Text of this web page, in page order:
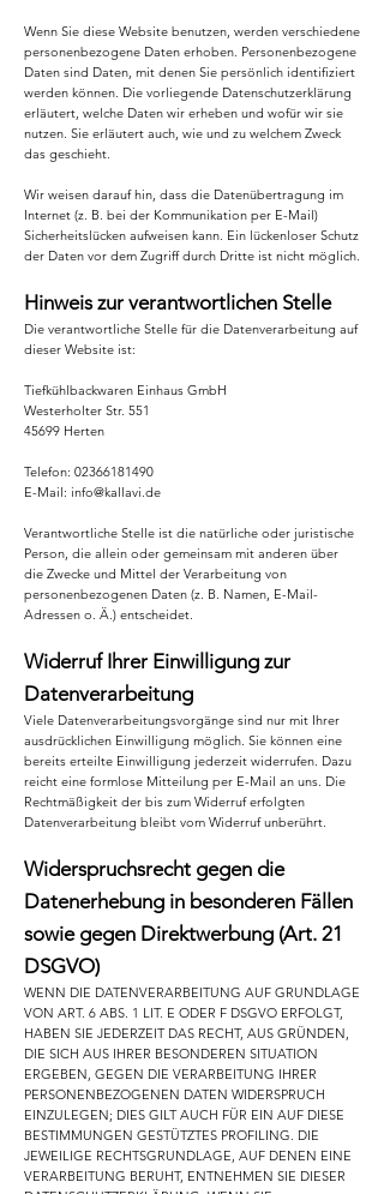
Wenn Sie diese Website benutzen, werden verschiedene
personenbezogene Daten erhoben. Personenbezogene
Daten sind Daten, mit denen Sie persönlich identifiziert
werden können. Die vorliegende Datenschutzerklärung
erläutert, welche Daten wir erheben und wofür wir sie
nutzen. Sie erläutert auch, wie und zu welchem Zweck
das geschieht.
Wir weisen darauf hin, dass die Datenübertragung im
Internet (z. B. bei der Kommunikation per E-Mail)
Sicherheitslücken aufweisen kann. Ein lückenloser Schutz
der Daten vor dem Zugriff durch Dritte ist nicht möglich.
Hinweis zur verantwortlichen Stelle
Die verantwortliche Stelle für die Datenverarbeitung auf
dieser Website ist:
Tiefkühlbackwaren Einhaus GmbH
Westerholter Str. 551
45699 Herten
Telefon: 02366181490
E-Mail: info@kallavi.de
Verantwortliche Stelle ist die natürliche oder juristische
Person, die allein oder gemeinsam mit anderen über
die Zwecke und Mittel der Verarbeitung von
personenbezogenen Daten (z. B. Namen, E-Mail-
Adressen o. Ä.) entscheidet.
Widerruf Ihrer Einwilligung zur
Datenverarbeitung
Viele Datenverarbeitungsvorgänge sind nur mit Ihrer
ausdrücklichen Einwilligung möglich. Sie können eine
bereits erteilte Einwilligung jederzeit widerrufen. Dazu
reicht eine formlose Mitteilung per E-Mail an uns. Die
Rechtmäßigkeit der bis zum Widerruf erfolgten
Datenverarbeitung bleibt vom Widerruf unberührt.
Widerspruchsrecht gegen die
Datenerhebung in besonderen Fällen
sowie gegen Direktwerbung (Art. 21
DSGVO)
WENN DIE DATENVERARBEITUNG AUF GRUNDLAGE
VON ART. 6 ABS. 1 LIT. E ODER F DSGVO ERFOLGT,
HABEN SIE JEDERZEIT DAS RECHT, AUS GRÜNDEN,
DIE SICH AUS IHRER BESONDEREN SITUATION
ERGEBEN, GEGEN DIE VERARBEITUNG IHRER
PERSONENBEZOGENEN DATEN WIDERSPRUCH
EINZULEGEN; DIES GILT AUCH FÜR EIN AUF DIESE
BESTIMMUNGEN GESTÜTZTES PROFILING. DIE
JEWEILIGE RECHTSGRUNDLAGE, AUF DENEN EINE
VERARBEITUNG BERUHT, ENTNEHMEN SIE DIESER